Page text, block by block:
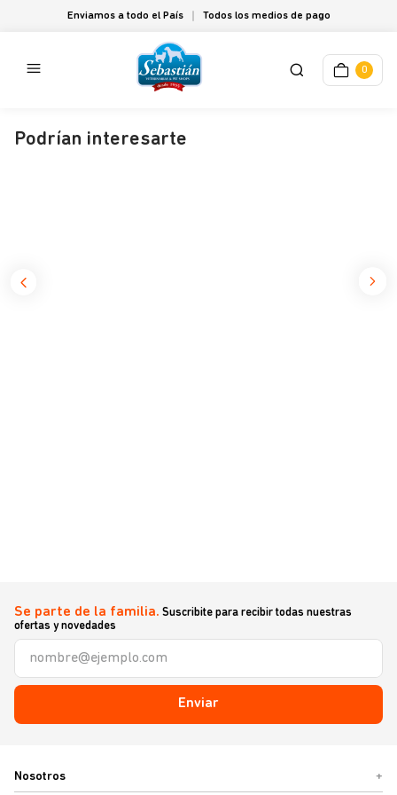
Enviamos a todo el País Todos los medios de pago
0
Podrían interesarte
Se parte de la familia. Suscribite para recibir todas nuestras
ofertas y novedades
Enviar
Nosotros +